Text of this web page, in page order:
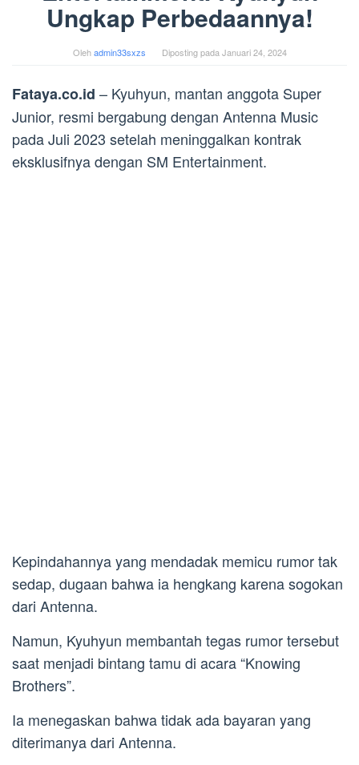
Ungkap Perbedaannya!
Olehadmin33sxzs Diposting padaJanuari 24, 2024
Fataya.co.id – Kyuhyun, mantan anggota Super
Junior, resmi bergabung dengan Antenna Music
pada Juli 2023 setelah meninggalkan kontrak
eksklusifnya dengan SM Entertainment.
Kepindahannya yang mendadak memicu rumor tak
sedap, dugaan bahwa ia hengkang karena sogokan
dari Antenna.
Namun, Kyuhyun membantah tegas rumor tersebut
saat menjadi bintang tamu di acara “Knowing
Brothers”.
Ia menegaskan bahwa tidak ada bayaran yang
diterimanya dari Antenna.